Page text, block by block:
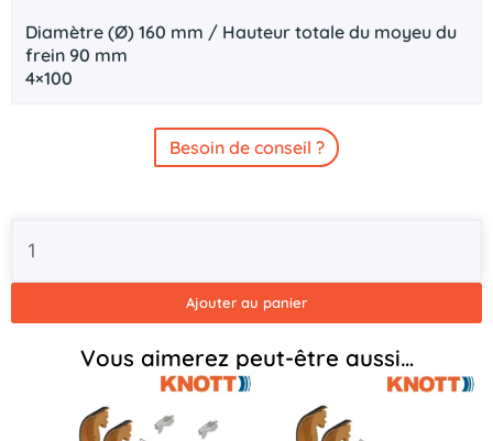
Diamètre (Ø) 160 mm / Hauteur totale du moyeu du
frein 90 mm
4×100
Besoin de conseil ?
frein
Ajouter au panier
Vous aimerez peut-être aussi…